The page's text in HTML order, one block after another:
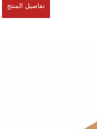
تفاصيل المنتج